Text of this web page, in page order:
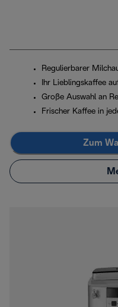
Regulierbarer
Ihr Lieblingskaffee
Große Auswahl an
Frischer Kaffee in
Zum